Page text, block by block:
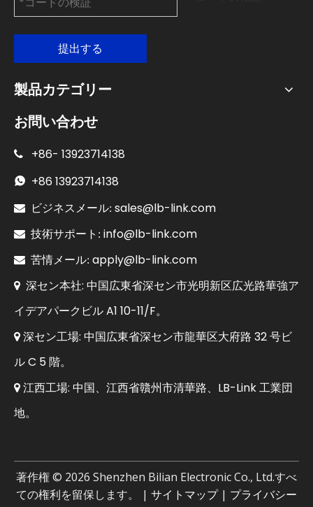
提出する
製品カテゴリー
お問い合わせ
 +86- 13923714138
 +86 13923714138
 ビジネスメール: sales@lb-link.com
 技術サポート: info@lb-link.com
 苦情メール: apply@lb-link.com
 深セン本社: 中国広東省深セン市光明新区広光路華強ア
イデアパークビル A1 10-11/F。
 深セン工場: 中国広東省深セン市龍華区大府路 32 号ビ
ル C 5 階。
 江西工場: 中国、江西省贛州市清華路、LB-Link 工業団
地。
著作権 © 2026 Shenzhen Bilian Electronic Co., Ltd.すべ
ての権利を留保します。 | サイトマップ| プライバシー